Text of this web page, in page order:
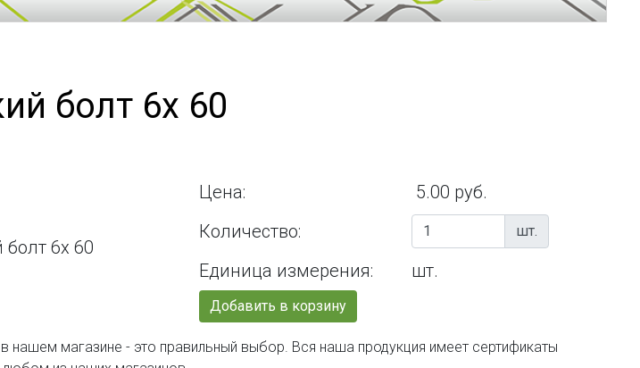
болт 6х 60
Цена:
5.00 руб.
Количество:
шт.
Единица измерения: шт.
Добавить в корзину
в нашем магазине - это правильный выбор. Вся наша продукция имеет сертификаты